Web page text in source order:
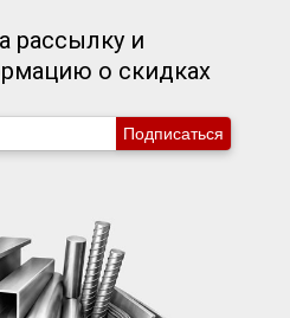
рассылку и
о скидках
Подписаться